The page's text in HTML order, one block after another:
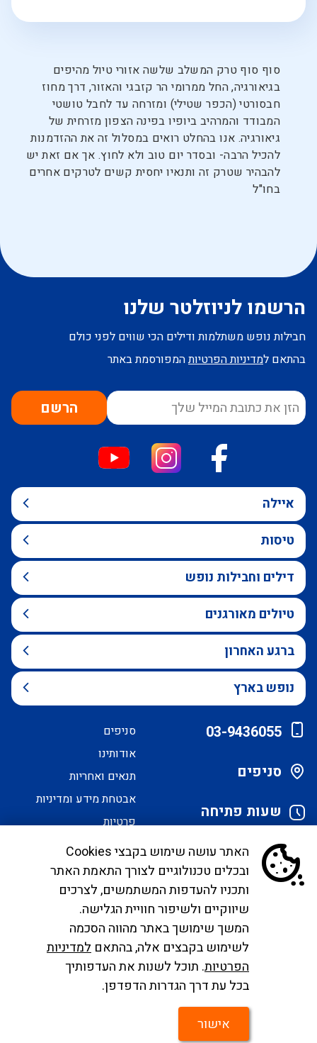
סוף סוף טרק המשלב שלשה אזורי טיול מהיפים
בגיאורגיה, החל ממרומי הר קזבגי והאזור, דרך מחוז
חבסורטי (הכפר שטילי) ומזרחה עד לחבל טושטי
המבודד והמרהיב ביופיו בפינה הצפון מזרחית של
גיאורגיה. אנו בהחלט רואים במסלול זה את ההזדמנות
להכיל הרבה- ובסדר יום טוב ולא לחוץ. אך אם זאת יש
להבהיר שטרק זה ותנאיו יחסית קשים לטרקים אחרים
בחו"ל
הרשמו לניוזלטר שלנו
חבילות נופש משתלמות ודילים הכי שווים לפני כולם
בהתאם למדיניות הפרטיותהמפורסמת באתר
הרשם
איילה
טיסות
דילים וחבילות נופש
טיולים מאורגנים
ברגע האחרון
נופש בארץ
03-9436055
סניפים
שעות פתיחה
סניפים
אודותינו
תנאים ואחריות
אבטחת מידע ומדיניות
פרטיות
הסדרי נגישות
לקוחות יקרים, בימים אלו אנו נערכים ליישם את
הנחיית הממונה בדבר פרסום אישור טיסות שכר ע"י
רשות התעופה. עד להטמעה מלאה של היישום ניתן
לפנות לבירורים לכתובת המייל
infocc@ayalagroup.co.il. לצפייה בזכויות הנוסע
לפי חוק שרותי תעופהלחצו כאן, למידע לנוסע
האתר עושה שימוש בקבצי Cookies
ובכלים טכנולוגיים לצורך התאמת האתר
ותכניו להעדפות המשתמשים, לצרכים
שיווקיים ולשיפור חוויית הגלישה.
המשך שימושך באתר מהווה הסכמה
לשימוש בקבצים אלה, בהתאם למדיניות
הפרטיות. תוכל לשנות את העדפותיך
בכל עת דרך הגדרות הדפדפן.
אישור